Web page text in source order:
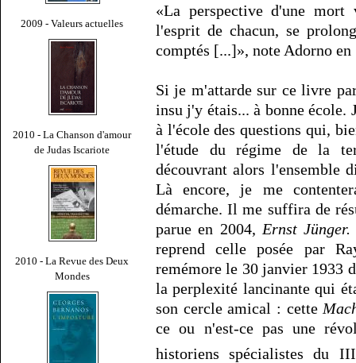
2009 - Valeurs actuelles
2010 - La Chanson d'amour
de Judas Iscariote
2010 - La Revue des Deux
Mondes
«La perspective d'une
l'esprit de chacun, se
comptés [...]», note Adorno en
Si je m'attarde sur ce livre
insu j'y étais... à bonne école.
à l'école des questions qui,
l'étude du régime de la
découvrant alors l'ensemble
Là encore, je me
démarche. Il me suffira de
parue en 2004, Ernst
reprend celle posée par
remémore le 30 janvier 1933
la perplexité lancinante qui
son cercle amical : cette
ce ou n'est-ce pas une
historiens spécialistes du III